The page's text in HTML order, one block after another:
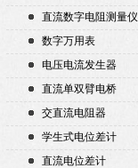
直流数字电阻测量仪
数字万用表
电压电流发生器
直流单双臂电桥
交直流电阻器
学生式电位差计
直流电位差计